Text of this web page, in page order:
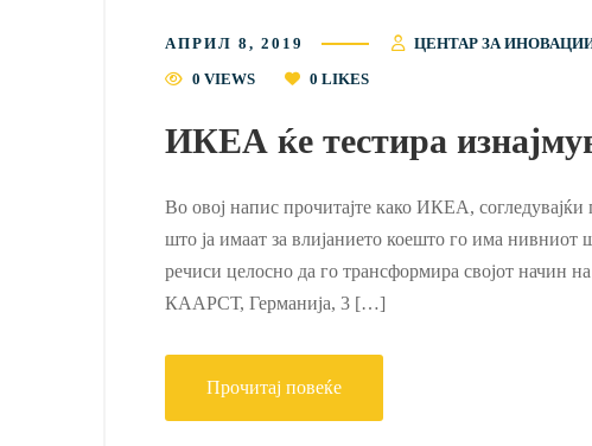
АПРИЛ 8, 2019 ЦЕНТАР ЗА
0 VIEWS
0 LIKES
ИКЕА ќе тестира
Во овој напис прочитајте како ИКЕА,
што ја имаат за влијанието коешто го има
речиси целосно да го трансформира својот начин
КААРСТ, Германија, 3 […]
Прочитај повеќе